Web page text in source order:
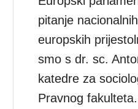
pitanje
europskih
smo s dr. sc.
katedre za
Pravnog